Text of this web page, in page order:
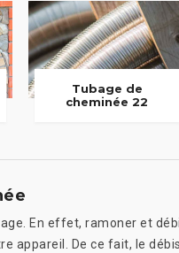
Tubage de
cheminée 22
En effet, ramoner et
appareil. De ce fait, le